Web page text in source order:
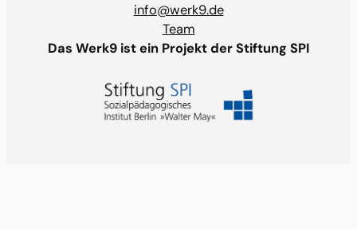
info@werk9.de
Team
Das Werk9 ist ein Projekt der Stiftung SPI